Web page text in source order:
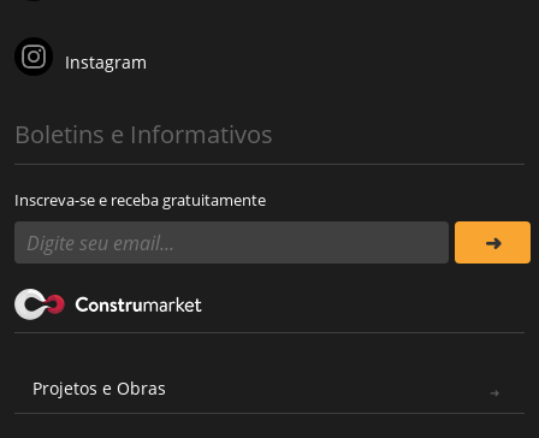
Instagram
Boletins e Informativos
Inscreva-se e receba gratuitamente
Projetos e Obras